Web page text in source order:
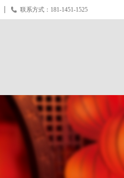
联系方式：181-1451-1525